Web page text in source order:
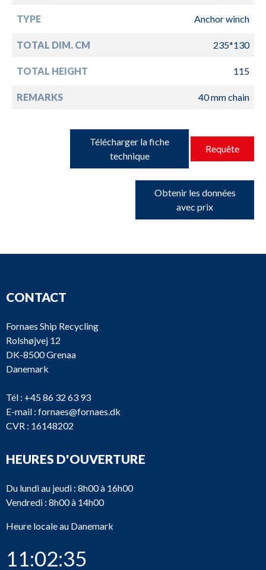
TYPE Anchor winch
TOTAL DIM. CM 235*130
TOTAL HEIGHT 115
REMARKS 40 mm chain
Télécharger la fiche
technique
Requête
Obtenir les données
avec prix
CONTACT
Fornaes Ship Recycling
Rolshøjvej 12
DK-8500 Grenaa
Danemark
Tél : +45 86 32 63 93
E-mail : fornaes@fornaes.dk
CVR : 16148202
HEURES D'OUVERTURE
Du lundi au jeudi : 8h00 à 16h00
Vendredi : 8h00 à 14h00
Heure locale au Danemark
11:02:35